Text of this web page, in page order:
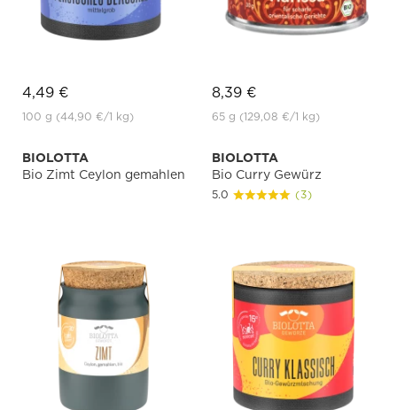
4,49 €
100 g (44,90 €/1 kg)
8,39 €
65 g (129,08 €/1 kg)
BIOLOTTA
Bio Zimt Ceylon gemahlen
BIOLOTTA
Bio Curry Gewürz
5.0 (3)